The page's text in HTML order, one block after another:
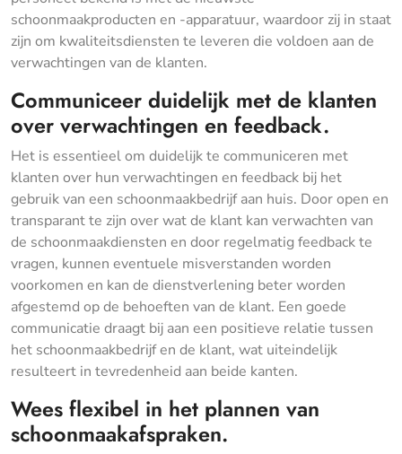
schoonmaakproducten en -apparatuur, waardoor zij in staat
zijn om kwaliteitsdiensten te leveren die voldoen aan de
verwachtingen van de klanten.
Communiceer duidelijk met de klanten
over verwachtingen en feedback.
Het is essentieel om duidelijk te communiceren met
klanten over hun verwachtingen en feedback bij het
gebruik van een schoonmaakbedrijf aan huis. Door open en
transparant te zijn over wat de klant kan verwachten van
de schoonmaakdiensten en door regelmatig feedback te
vragen, kunnen eventuele misverstanden worden
voorkomen en kan de dienstverlening beter worden
afgestemd op de behoeften van de klant. Een goede
communicatie draagt bij aan een positieve relatie tussen
het schoonmaakbedrijf en de klant, wat uiteindelijk
resulteert in tevredenheid aan beide kanten.
Wees flexibel in het plannen van
schoonmaakafspraken.